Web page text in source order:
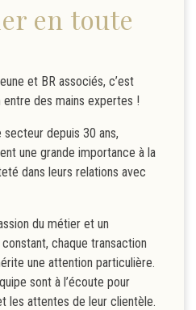
en toute
et BR associés, c’est
des mains expertes !
depuis 30 ans,
une grande importance à la
dans leurs relations avec
du métier et un
chaque transaction
une attention particulière.
sont à l’écoute pour
les attentes de leur clientèle.